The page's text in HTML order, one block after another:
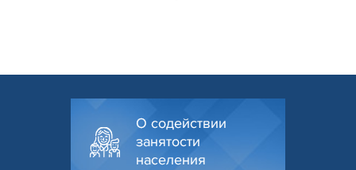
О содействии
занятости
населения